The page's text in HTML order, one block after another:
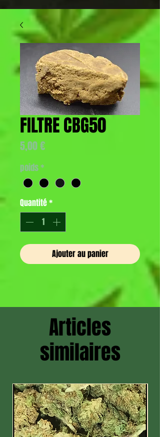
FILTRE CBG50
5,00 €
poids*
Quantité*
Ajouter au panier
Articles
similaires